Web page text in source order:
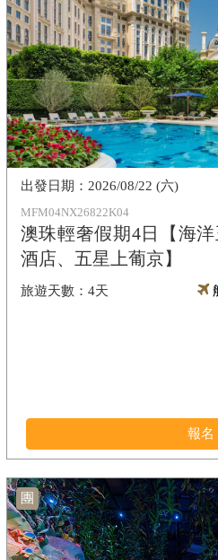
MFM04NX26822K04
澳珠輕奢假期4日【海
酒店、五星上葡京】
4天
2026/08/22 (六)
報名
團